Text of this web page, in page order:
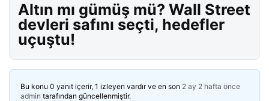
Altın mı gümüş mü? Wall Street
devleri safını seçti, hedefler
uçuştu!
Bu konu 0 yanıt içerir, 1 izleyen vardır ve en son 2 ay 2 hafta önce
admin tarafından güncellenmiştir.